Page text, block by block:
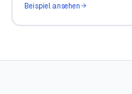
Beispiel ansehen